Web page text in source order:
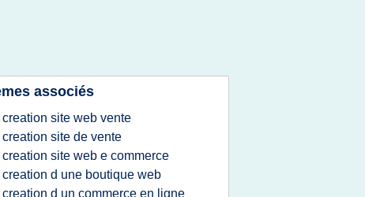
associés
creation site web vente
creation site de vente
creation site web e commerce
creation d une boutique web
creation d un commerce en ligne